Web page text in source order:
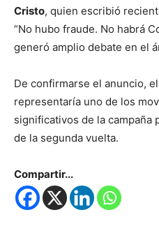
Cristo, quien escribió
“No hubo fraude. No habrá
generó amplio debate en el
De confirmarse el anuncio,
representaría uno de los
significativos de la campaña
de la segunda vuelta.
Compartir...